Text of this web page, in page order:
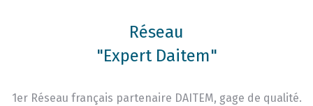
Réseau
"Expert Daitem"
1er Réseau français partenaire DAITEM, gage de qualité.